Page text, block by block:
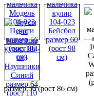
размер 56 (рост 86 см)